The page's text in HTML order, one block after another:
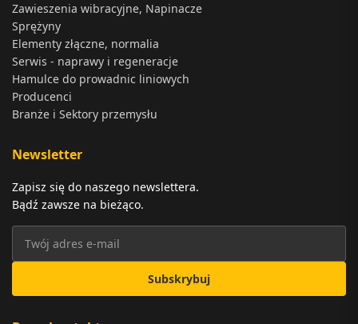
Zawieszenia wibracyjne, Napinacze
Sprężyny
Elementy złączne, normalia
Serwis - naprawy i regeneracje
Hamulce do prowadnic liniowych
Producenci
Branże i Sektory przemysłu
Newsletter
Zapisz się do naszego newslettera.
Bądź zawsze na bieżąco.
Subskrybuj